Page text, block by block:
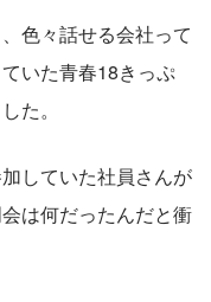
色々話せる会社って
いた青春18きっぷ
た。
していた社員さんが
は何だったんだと衝